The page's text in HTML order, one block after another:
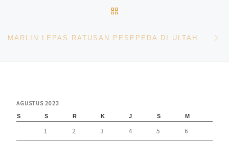
AGUSTUS 2023
S S R K J S M
1 2 3 4 5 6